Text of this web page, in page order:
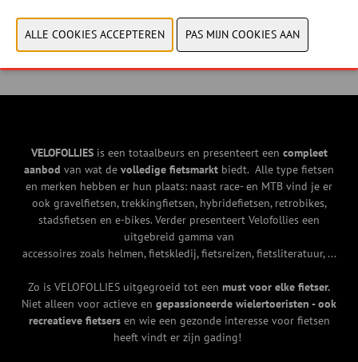
VF CLUBS
VELOFOLLIESis een totaalbeurs en presenteert een compleet
aanbod van wat de volledige fietsmarkt biedt. Alle type fietsen
en merken hebben er hun plaats: naast race- en MTB vind je er
ook gravelfietsen, trekkingfietsen, hybridefietsen, retrobikes,
stadsfietsen en e-bikes. Verder presenteert Velofollies een
uitgebreid gamma van
accessoires zoals helmen, fietskledij, fietsreizen, fietsliteratuur, ...
Zo is VELOFOLLIES uitgegroeid tot een must voor elke fietser.
Niet alleen voor actieve en gepassioneerde wielertoeristen - ook
recreatieve fietsersen wie een gezonde interesse voor fietsen
heeft vindt er zijn gading!